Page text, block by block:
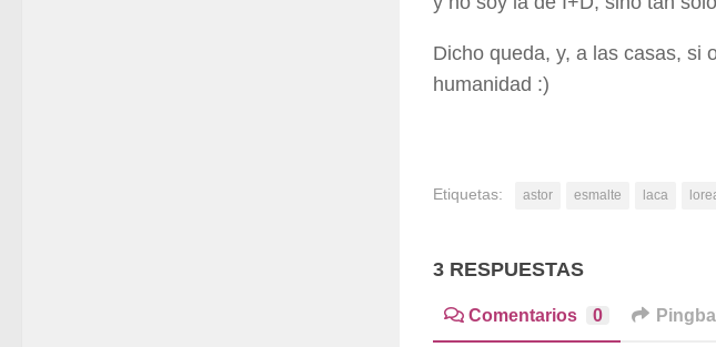
Dicho queda, y, a las casas, si
humanidad :)
Etiquetas: astor esmalte laca
3 RESPUESTAS
Comentarios 0